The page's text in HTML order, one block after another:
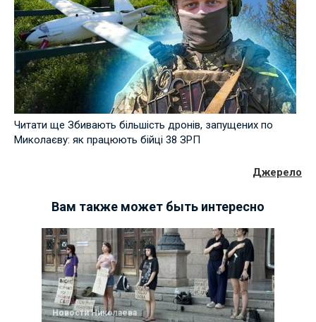
Читати ще Збивають більшість дронів, запущених по
Миколаєву: як працюють бійці 38 ЗРП
Джерело
Вам также может быть интересно
Новости Николаева